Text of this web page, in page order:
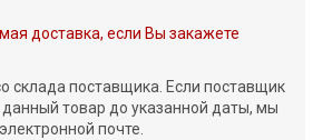
доставка, если Вы закажете
склада поставщика. Если поставщик
товар до указанной даты, мы
почте.